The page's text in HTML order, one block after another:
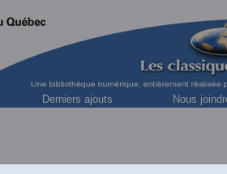
Derniers ajouts Nous